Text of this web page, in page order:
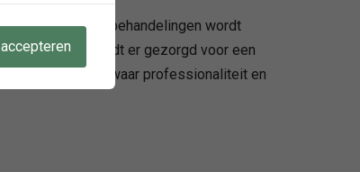
schoonheidsbehandelingen wordt
pedicures, wordt er gezorgd voor een
in een sfeer waar professionaliteit en